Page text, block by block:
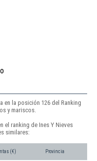
en la posición 126 del Ranking
y mariscos.
el ranking de Ines Y Nieves
similares:
(€) Provincia